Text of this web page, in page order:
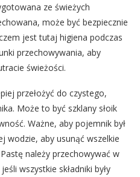
ze świeżych
może być bezpiecznie
jest tutaj higiena podczas
przechowywania, aby
świeżości.
przełożyć do czystego,
Może to być szklany słoik
Ważne, aby pojemnik był
wodzie, aby usunąć wszelkie
należy przechowywać w
wszystkie składniki były